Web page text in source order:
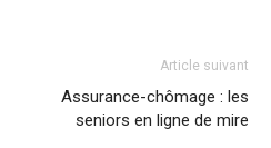
Article suivant
Assurance-chômage : les
seniors en ligne de mire